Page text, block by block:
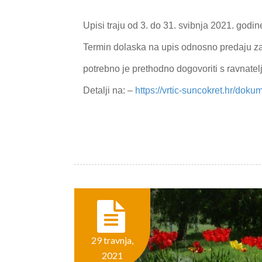
Upisi traju od 3. do 31. svibnja 2021.
Termin dolaska na upis odnosno predaju
potrebno je prethodno dogovoriti s
Detalji na: – https://vrtic-suncokret.hr/
29 travnja,
2021